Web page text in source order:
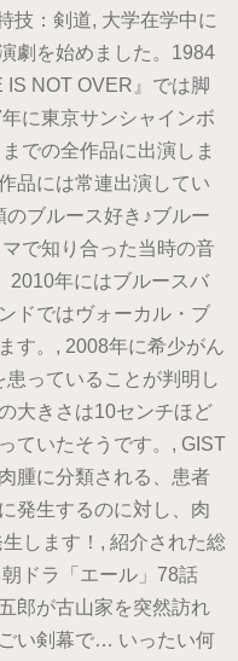
技：剣道, 大学在学中に
劇を始めました。1984
IS NOT OVER』では脚
に東京サンシャインボ
での全作品に出演しま
品には常連出演してい
ブルース好き♪ブルー
で知り合った当時の音
2010年にはブルースバ
ドではヴォーカル・ブ
す。, 2008年に希少がん
患っていることが判明し
大きさは10センチほど
ていたそうです。, GIST
腫に分類される、患者
発生するのに対し、肉
します！, 紹介された総
ドラ「エール」78話
郎が古山家を突然訪れ
い剣幕で… いったい何